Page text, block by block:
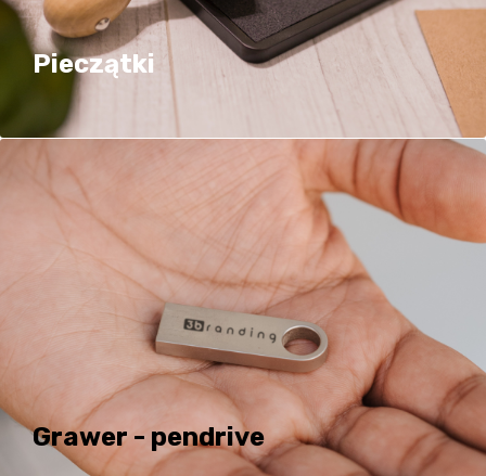
Pieczątki
Grawer - pendrive